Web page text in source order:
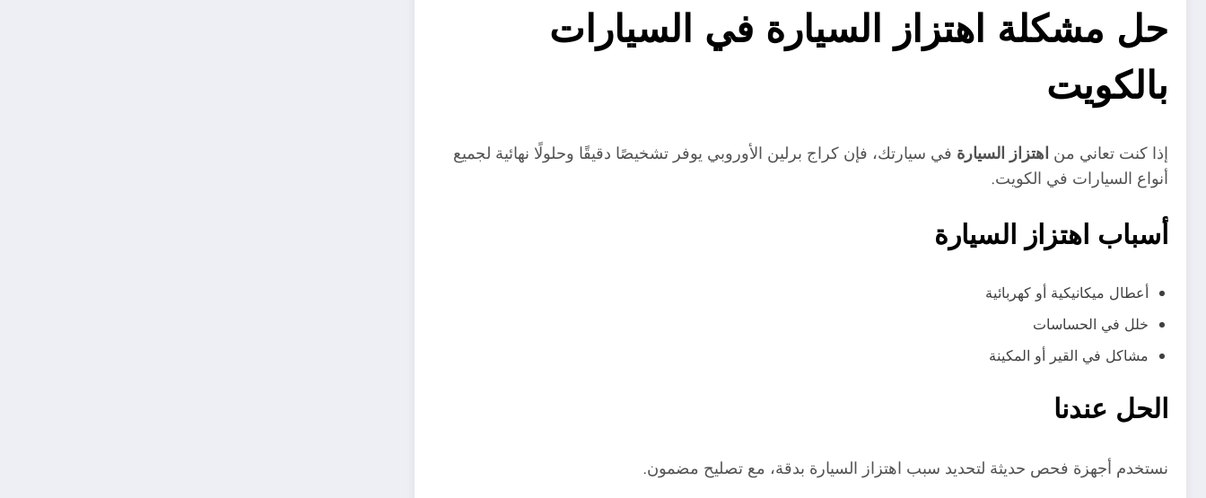
حل مشكلة اهتزاز السيارة في السيارات
بالكويت
إذا كنت تعاني من اهتزاز السيارة في سيارتك، فإن كراج برلين الأوروبي يوفر تشخيصًا دقيقًا وحلولًا نهائية لجميع
أنواع السيارات في الكويت.
أسباب اهتزاز السيارة
أعطال ميكانيكية أو كهربائية
خلل في الحساسات
مشاكل في القير أو المكينة
الحل عندنا
نستخدم أجهزة فحص حديثة لتحديد سبب اهتزاز السيارة بدقة، مع تصليح مضمون.